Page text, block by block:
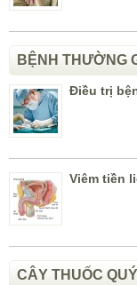
BỆNH THƯỜNG
Điều trị
Viêm tiền
CÂY THUỐC QUÝ